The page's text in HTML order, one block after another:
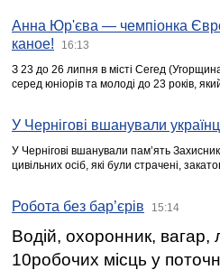
Анна Юр'єва — чемпіонка
каное!
16:13
З 23 до 26 липня в місті Сегед
серед юніорів та молоді до 23 років,
У Чернігові вшанували
У Чернігові вшанували пам’ять
цивільних осіб, які були страчені,
Робота без бар’єрів 15:14
Водій, охоронник, вагар,
10робочих місць у